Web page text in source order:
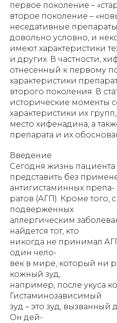
первое поколение –
второе поколение –
неседативные
довольно условно, и
имеют характеристики
и других. В частности,
отнесенный к первому
характеристики
второго поколения. В
исторические моменты
характеристики их
место хифенадина, а
препарата и их
Введение
Сегодня жизнь пациента
представить без
антигистаминных препа-
ратов (АГП). Кроме того,
подверженных
аллергическим
найдется тот, кто
никогда не принимал
один чело-
век в мире, который ни
кожный зуд,
например, после укуса
Гистаминозависимый
зуд – это зуд, вызванный
Он дей-